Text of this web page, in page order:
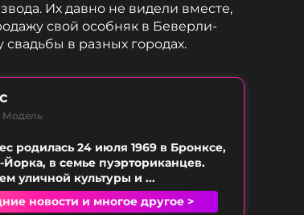
Их давно не видели вместе,
свой особняк в Беверли-
в разных городах.
Модель
родилась 24 июля 1969 в Бронксе,
в семье пуэрториканцев.
уличной культуры и ...
новости и многое другое >